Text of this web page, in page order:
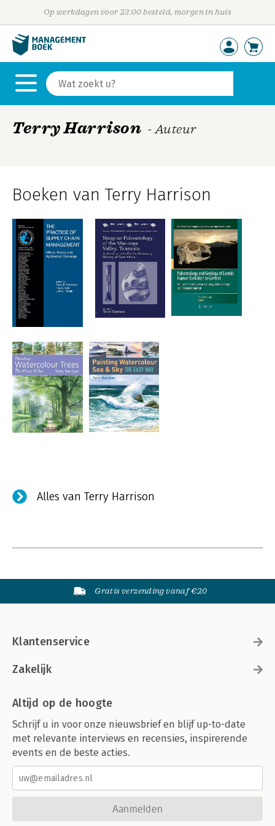
Op werkdagen voor 23:00 besteld, morgen in huis
Terry Harrison - Auteur
Boeken van Terry Harrison
Alles van Terry Harrison
Gratis verzending vanaf €20
Klantenservice
Zakelijk
Altijd op de hoogte
Schrijf u in voor onze nieuwsbrief en blijf up-to-date
met relevante interviews en recensies, inspirerende
events en de beste acties.
Aanmelden